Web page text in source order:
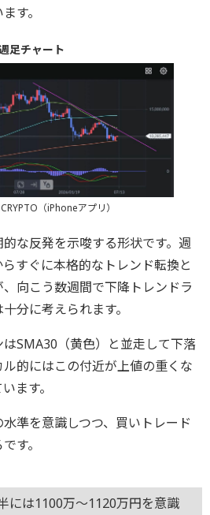
す。
足チャート
（iPhoneアプリ）
な反発を示唆する形状です。週
すぐに本格的なトレンド転換と
向こう数週間で下降トレンドラ
分に考えられます。
SMA30（黄色）と並走して下落
的にはこの付近が上値の重くな
ます。
準を意識しつつ、買いトレード
す。
には1100万～1120万円を意識